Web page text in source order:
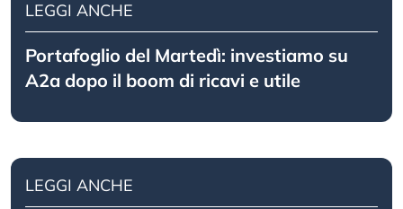
LEGGI ANCHE
Portafoglio del Martedì: investiamo su
A2a dopo il boom di ricavi e utile
LEGGI ANCHE